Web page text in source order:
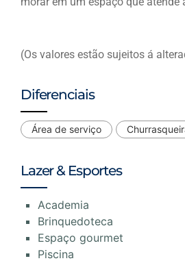
(Os valores estão sujeitos á
Diferenciais
Área de serviço
Lazer & Esportes
Academia
Brinquedoteca
Espaço gourmet
Piscina